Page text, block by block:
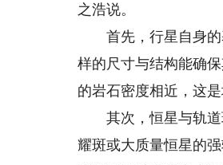
之浩说。
首先，行星自身的
样的尺寸与结构能确
的岩石密度相近，这
其次，恒星与轨道
耀斑或大质量恒星的